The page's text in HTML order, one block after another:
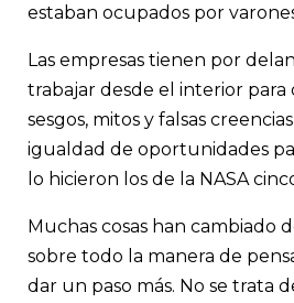
estaban ocupados por
Las empresas tienen por
trabajar desde el interior para
sesgos, mitos y falsas
igualdad de oportunidades
lo hicieron los de la NASA
Muchas cosas han cambiado
sobre todo la manera de
dar un paso más. No se trata